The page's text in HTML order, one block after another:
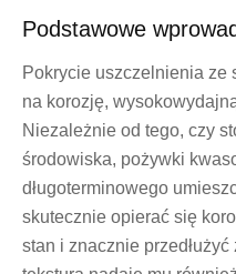
Podstawowe
Pokrycie uszczelnienia ze
na korozję,
Niezależnie od tego, czy
środowiska, pożywki
długoterminowego
skutecznie opierać się
stan i znacznie